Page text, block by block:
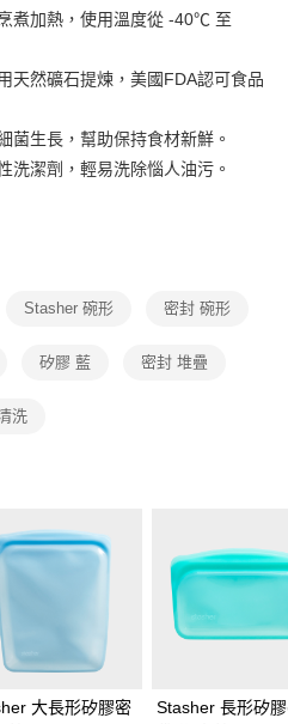
哥大用戶可立即使用無須另外申請。
訂單成立後會自動跳轉到大哥付的交易
的期數、繳款截止日，確認付款後即完
請依後續交易確認頁面所載為準。
易或遇審核未通過，訂單將自動取
你分期」於每月結算日後寄送繳費提
「超商條碼／台灣大直營門市／銀行轉
路繳費。
品或服務，並由商店將買賣／分期付款
用本公司帳單繳交帳款。
台灣大哥大進項蒐集、處理及利用，
料之確認、核對及更正。
煮加熱，使用溫度從 -40℃ 至
天然礦石提煉，美國FDA認可食品
菌生長，幫助保持食材新鮮。
洗潔劑，輕易洗除惱人油污。
Stasher 碗形 密封 碗形
矽膠 藍 密封 堆疊
洗
大長形矽膠密
Stasher 長形矽